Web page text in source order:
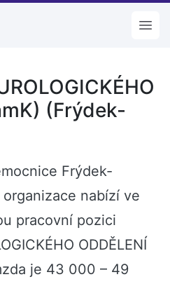
(Frýdek-
Frýdek-
nabízí ve
pracovní pozici
ODDĚLENÍ
je 43 000 – 49